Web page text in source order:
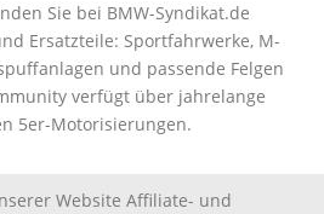
Sie bei BMW-Syndikat.de
Ersatzteile: Sportfahrwerke, M-
und passende Felgen
verfügt über jahrelange
5er-Motorisierungen.
Website Affiliate- und